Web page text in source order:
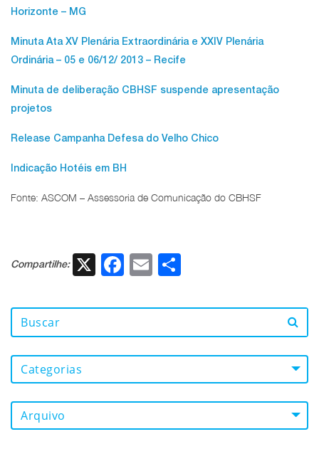
Horizonte – MG
Minuta Ata XV Plenária Extraordinária e XXIV Plenária
Ordinária – 05 e 06/12/ 2013 – Recife
Minuta de deliberação CBHSF suspende apresentação
projetos
Release Campanha Defesa do Velho Chico
Indicação Hotéis em BH
Fonte: ASCOM – Assessoria de Comunicação do CBHSF
Compartilhe: X Facebook
Email
Categorias
Arquivo